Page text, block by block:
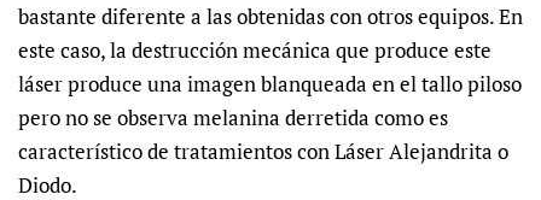
bastante diferente a las obtenidas con otros equipos. En
este caso, la destrucción mecánica que produce este
láser produce una imagen blanqueada en el tallo piloso
pero no se observa melanina derretida como es
característico de tratamientos con Láser Alejandrita o
Diodo.